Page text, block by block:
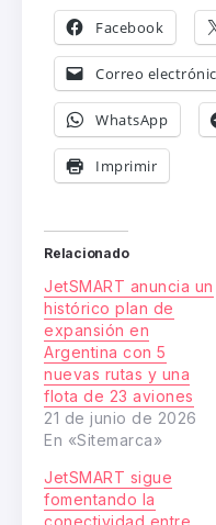
Facebook
Correo
WhatsApp
Imprimir
Relacionado
JetSMART anuncia un
histórico plan de
expansión en
Argentina con 5
nuevas rutas y una
flota de 23 aviones
21 de junio de 2026
En «Sitemarca»
JetSMART sigue
fomentando la